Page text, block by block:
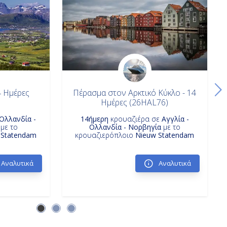
Ημέρες
-
το
Πέρασμα στον Αρκτικό Κύκλο - 14
Ημέρες (26HAL76)
14ήμερη κρουαζιέρα σε Αγγλία -
Ολλανδία - Νορβηγίαμε το
κρουαζιερόπλοιο Nieuw Statendam
Αναλυτικά